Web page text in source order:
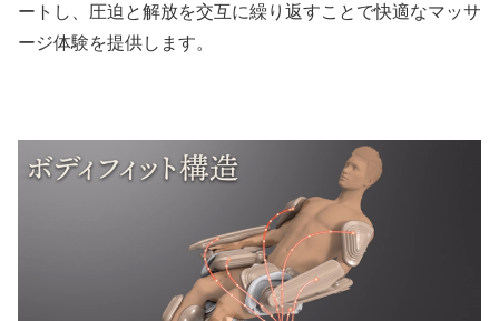
ートし、圧迫と解放を交互に繰り返すことで快適なマッサ
ージ体験を提供します。